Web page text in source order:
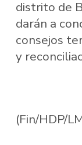
distrito de
darán a
consejos
y
(Fin/HDP/